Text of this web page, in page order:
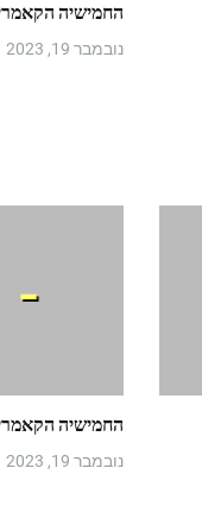
החמישיה
נובמבר 19, 2023
החמישיה
נובמבר 19, 2023